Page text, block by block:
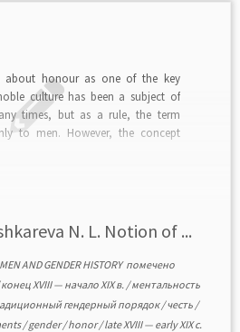
about honour as one of the key
culture has been a subject of
times, but as a rule, the term
to men. However, the concept
N. L. Notion of ...
AND GENDER HISTORYпомечено
конец XVIII — начало XIX в. /ментальность
гендерный порядок/честь /
/gender/honor/late XVIII — early XIX c.